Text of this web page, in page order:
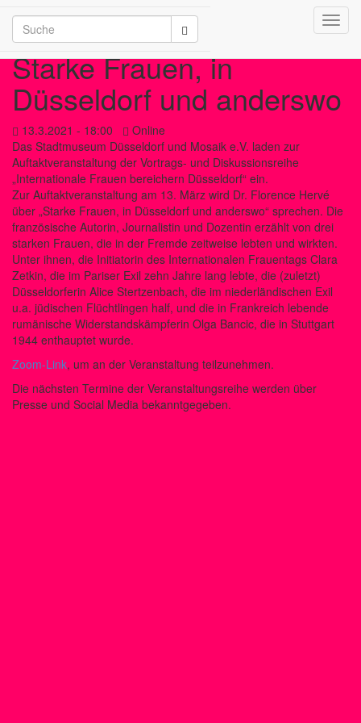
/2026
Starke Frauen, in
Düsseldorf und anderswo
13.3.2021 - 18:00
Online
Das Stadtmuseum Düsseldorf und Mosaik e.V. laden zur
Auftaktveranstaltung der Vortrags- und Diskussionsreihe
„Internationale Frauen bereichern Düsseldorf“ ein.
Zur Auftaktveranstaltung am 13. März wird Dr. Florence Hervé
über „Starke Frauen, in Düsseldorf und anderswo“ sprechen. Die
französische Autorin, Journalistin und Dozentin erzählt von drei
starken Frauen, die in der Fremde zeitweise lebten und wirkten.
Unter ihnen, die Initiatorin des Internationalen Frauentags Clara
Zetkin, die im Pariser Exil zehn Jahre lang lebte, die (zuletzt)
Düsseldorferin Alice Stertzenbach, die im niederländischen Exil
u.a. jüdischen Flüchtlingen half, und die in Frankreich lebende
rumänische Widerstandskämpferin Olga Bancic, die in Stuttgart
1944 enthauptet wurde.
Zoom-Link, um an der Veranstaltung teilzunehmen.
Die nächsten Termine der Veranstaltungsreihe werden über
Presse und Social Media bekanntgegeben.